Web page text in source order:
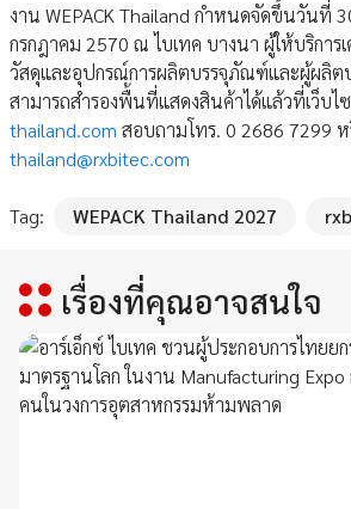
งาน WEPACK Thailand กำหนดจัดขึ้นวันที่
กรกฎาคม 2570 ณ ไบเทค บางนา ผู้ให้บริการเ
วัสดุและอุปกรณ์การผลิตบรรจุภัณฑ์และผู้ผลิต
สามารถสำรองพื้นที่แสดงสินค้าได้แล้วที่เว็บไ
thailand.com สอบถามโทร. 0 2686 7299 ห
thailand@rxbitec.com
Tag: WEPACK Thailand 2027
เรื่องที่คุณอาจสนใจ